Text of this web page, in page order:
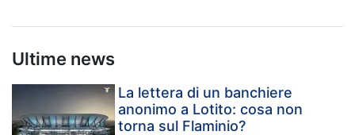
Ultime news
La lettera di un banchiere
anonimo a Lotito: cosa non
torna sul Flaminio?